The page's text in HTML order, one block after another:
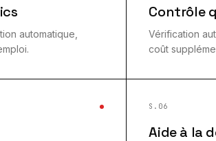
automatique,
Contrôle
Vérification
coût
S.06
Aide à la